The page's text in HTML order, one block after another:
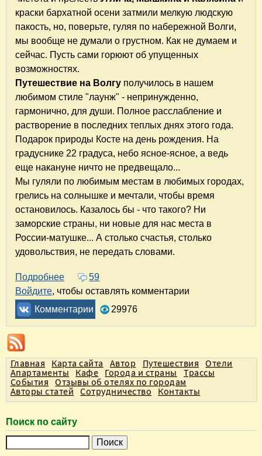
краски бархатной осени затмили мелкую людскую
пакость, но, поверьте, гуляя по набережной Волги,
мы вообще не думали о грустном. Как не думаем и
сейчас. Пусть сами горюют об упущенных
возможностях.
Путешествие на Волгу получилось в нашем
любимом стиле "лаунж" - непринужденно,
гармонично, для души. Полное расслабление и
растворение в последних теплых днях этого года.
Подарок природы Косте на день рождения. На
градуснике 22 градуса, небо ясное-ясное, а ведь
еще накануне ничто не предвещало...
Мы гуляли по любимым местам в любимых городах,
грелись на солнышке и мечтали, чтобы время
остановилось. Казалось бы - что такого? Ни
заморские страны, ни новые для нас места в
России-матушке... А столько счастья, столько
удовольствия, не передать словами.
Подробнее о Углич - Мышкин - Калязин. Путешествие на
59
Войдите, чтобы оставлять комментарии
Комментарии
29976
Главная Карта сайта Автор Путешествия
Отели
Апартаменты Кафе Города и страны Трассы
События Отзывы об отелях по городам
Авторы статей Сотрудничество Контакты
Поиск по сайту